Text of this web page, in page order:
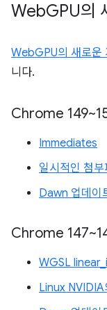
WebGPU의
WebGPU의 새로운
니다.
Chrome
Immediates
일시적인 첨
Dawn 업데이
Chrome
WGSL
Linux